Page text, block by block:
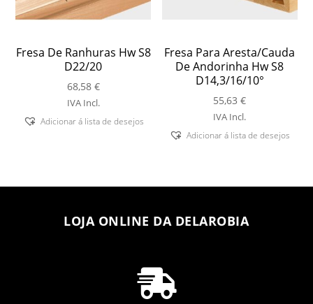
Fresa De Ranhuras Hw S8
D22/20
68,58 €
IVA Incl.
Adicionar á lista de desejos
Fresa Para Aresta/Cauda
De Andorinha Hw S8
D14,3/16/10°
55,63€
IVA Incl.
Adicionar á lista de desejos
LOJA ONLINE DA DELAROBIA
